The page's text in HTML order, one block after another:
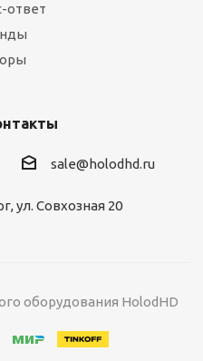
ответ
sale@holodhd.ru
ул. Совхозная 20
оборудования HolodHD